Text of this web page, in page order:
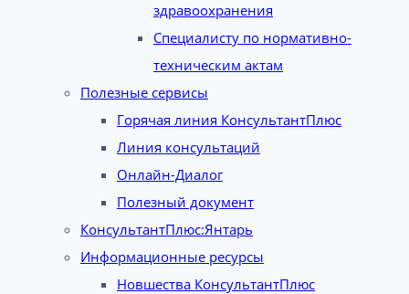
здравоохранения
Специалисту по нормативно-
техническим актам
Полезные сервисы
Горячая линия КонсультантПлюс
Линия консультаций
Онлайн-Диалог
Полезный документ
КонсультантПлюс:Янтарь
Информационные ресурсы
Новшества КонсультантПлюс